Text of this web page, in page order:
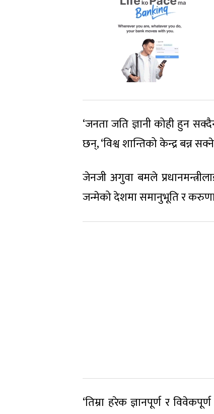
‘जनता जति ज्ञानी कोही हुन
छन्, ‘विश्व शान्तिको केन्द्र बन्न
जेनजी अगुवा बमले
जन्मेको देशमा समानुभूति र
‘तिम्रा हरेक ज्ञानपूर्ण र